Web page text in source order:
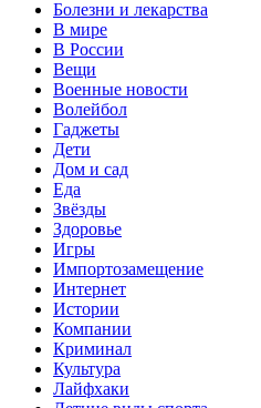
Болезни и лекарства
В мире
В России
Вещи
Военные новости
Волейбол
Гаджеты
Дети
Дом и сад
Еда
Звёзды
Здоровье
Игры
Импортозамещение
Интернет
Истории
Компании
Криминал
Культура
Лайфхаки